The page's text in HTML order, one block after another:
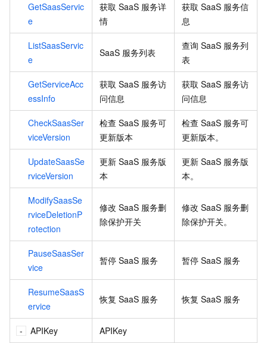
GetSaasServic
e
获取 SaaS 服务详
情
获取 SaaS 服务信
息
ListSaasServic
e
SaaS 服务列表
查询 SaaS 服务列
表
GetServiceAcc
essInfo
获取 SaaS 服务访
问信息
获取 SaaS 服务访
问信息
CheckSaasSer
viceVersion
检查 SaaS 服务可
更新版本
检查 SaaS 服务可
更新版本。
UpdateSaasSe
rviceVersion
更新 SaaS 服务版
本
更新 SaaS 服务版
本。
ModifySaasSe
rviceDeletionP
rotection
修改 SaaS 服务删
除保护开关
修改 SaaS 服务删
除保护开关。
PauseSaasSer
vice
暂停 SaaS 服务 暂停 SaaS 服务
ResumeSaasS
ervice
恢复 SaaS 服务 恢复 SaaS 服务
APIKey APIKey